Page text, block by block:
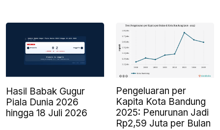
Hasil Babak Gugur
Piala Dunia 2026
hingga 18 Juli 2026
Pengeluaran per
Kapita Kota Bandung
2025: Penurunan Jadi
Rp2,59 Juta per Bulan